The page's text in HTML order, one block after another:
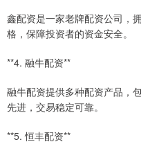
鑫配资是一家老牌配资公司，
格，保障投资者的资金安全。
**4. 融牛配资**
融牛配资提供多种配资产品，
先进，交易稳定可靠。
**5. 恒丰配资**